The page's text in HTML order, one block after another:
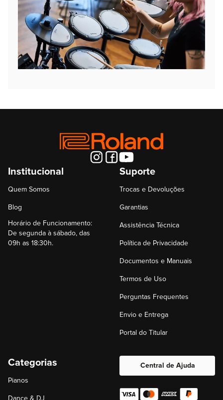
Institucional
Quem Somos
Blog
Horário de Funcionamento:
De segunda à sábado, das
09h as 18:30h.
Suporte
Trocas e Devoluções
Garantias
Assistência Técnica
Política de Privacidade
Documentos e Manuais
Termos de Uso
Perguntas Frequentes
Envio e Entrega
Portal do Titular
Categorias
Pianos
Central de Ajuda